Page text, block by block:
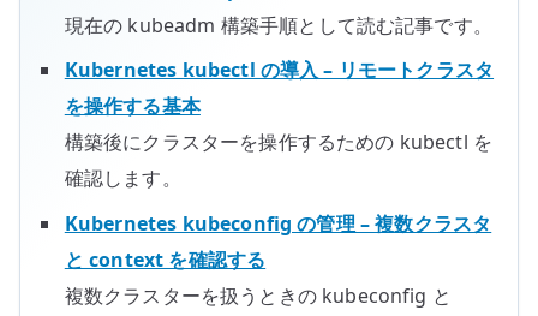
現在の kubeadm 構築手順として読む記事です。
Kubernetes kubectl の導入 – リモートクラスタ
を操作する基本
構築後にクラスターを操作するための kubectl を
確認します。
Kubernetes kubeconfig の管理 – 複数クラスタ
と context を確認する
複数クラスターを扱うときの kubeconfig と